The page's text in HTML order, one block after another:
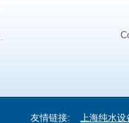
友情链接:
上海纯水设